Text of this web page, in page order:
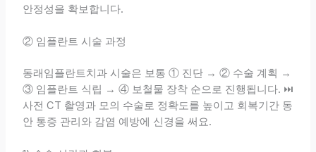
안정성을 확보합니다.
② 임플란트 시술 과정
동래임플란트치과 시술은 보통 ① 진단 → ② 수술 계획 →
③ 임플란트 식립 → ④ 보철물 장착 순으로 진행됩니다. ⏭
사전 CT 촬영과 모의 수술로 정확도를 높이고 회복기간 동
안 통증 관리와 감염 예방에 신경을 써요.